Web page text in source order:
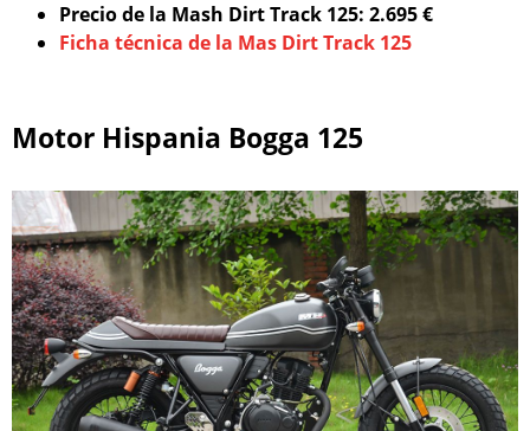
Precio de la Mash Dirt Track 125: 2.695 €
Ficha técnica de la Mas Dirt Track 125
Motor Hispania Bogga 125